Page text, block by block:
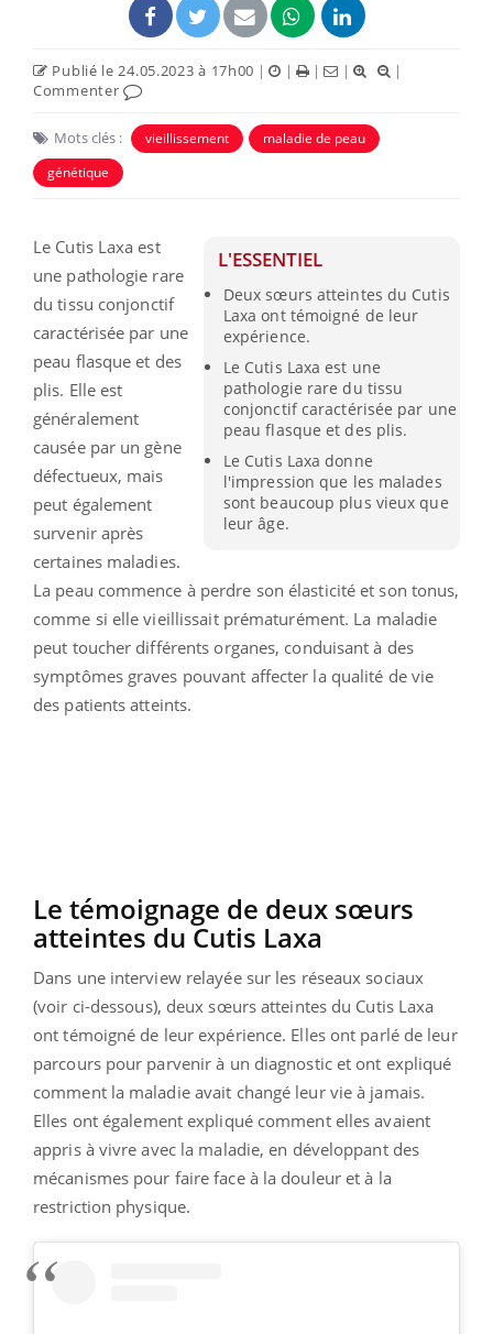
Publié le 24.05.2023 à 17h00 | | | |
|
Commenter
Mots clés : vieillissement
maladie de peau
génétique
L'ESSENTIEL
Deux sœurs atteintes du Cutis
Laxa ont témoigné de leur
expérience.
Le Cutis Laxa est une
pathologie rare du tissu
conjonctif caractérisée par une
peau flasque et des plis.
Le Cutis Laxa donne
l'impression que les malades
sont beaucoup plus vieux que
leur âge.
Le Cutis Laxa est
une pathologie rare
du tissu conjonctif
caractérisée par une
peau flasque et des
plis. Elle est
généralement
causée par un gène
défectueux, mais
peut également
survenir après
certaines maladies.
La peau commence à perdre son élasticité et son tonus,
comme si elle vieillissait prématurément. La maladie
peut toucher différents organes, conduisant à des
symptômes graves pouvant affecter la qualité de vie
des patients atteints.
Le témoignage de deux sœurs
atteintes du Cutis Laxa
Dans une interview relayée sur les réseaux sociaux
(voir ci-dessous), deux sœurs atteintes du Cutis Laxa
ont témoigné de leur expérience. Elles ont parlé de leur
parcours pour parvenir à un diagnostic et ont expliqué
comment la maladie avait changé leur vie à jamais.
Elles ont également expliqué comment elles avaient
appris à vivre avec la maladie, en développant des
mécanismes pour faire face à la douleur et à la
restriction physique.